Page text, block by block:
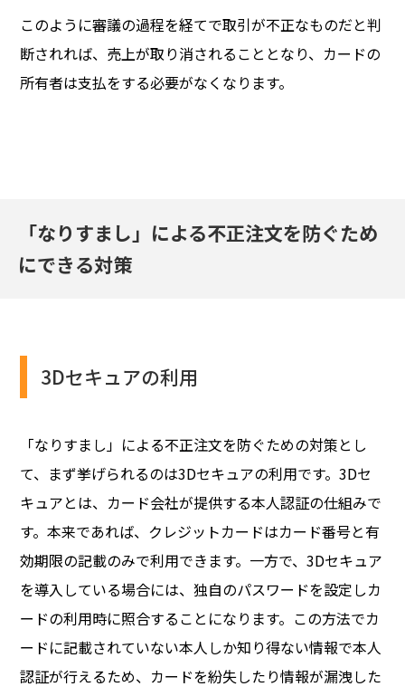
このように審議の過程を経てで取引が不正なものだと判
断されれば、売上が取り消されることとなり、カードの
所有者は支払をする必要がなくなります。
「なりすまし」による不正注文を防ぐため
にできる対策
3Dセキュアの利用
「なりすまし」による不正注文を防ぐための対策とし
て、まず挙げられるのは3Dセキュアの利用です。3Dセ
キュアとは、カード会社が提供する本人認証の仕組みで
す。本来であれば、クレジットカードはカード番号と有
効期限の記載のみで利用できます。一方で、3Dセキュア
を導入している場合には、独自のパスワードを設定しカ
ードの利用時に照合することになります。この方法でカ
ードに記載されていない本人しか知り得ない情報で本人
認証が行えるため、カードを紛失したり情報が漏洩した